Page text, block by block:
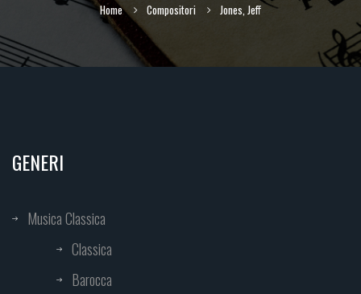
Home Compositori Jones, Jeff
GENERI
Musica Classica
Classica
Barocca